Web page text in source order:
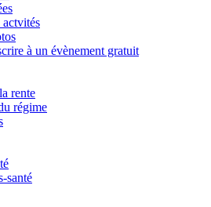
actvités
à un évènement gratuit
rente
régime
santé